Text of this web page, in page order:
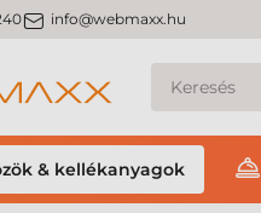
m_email info@webmaxx.hu
& kellékanyagok